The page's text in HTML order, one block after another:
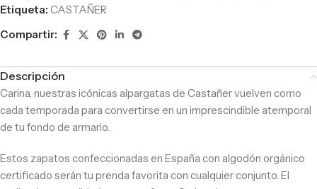
Etiqueta: CASTAÑER
Compartir:
Descripción
Carina, nuestras icónicas alpargatas de Castañer vuelven como
cada temporada para convertirse en un imprescindible atemporal
de tu fondo de armario.
Estos zapatos confeccionadas en España con algodón orgánico
certificado serán tu prenda favorita con cualquier conjunto. El